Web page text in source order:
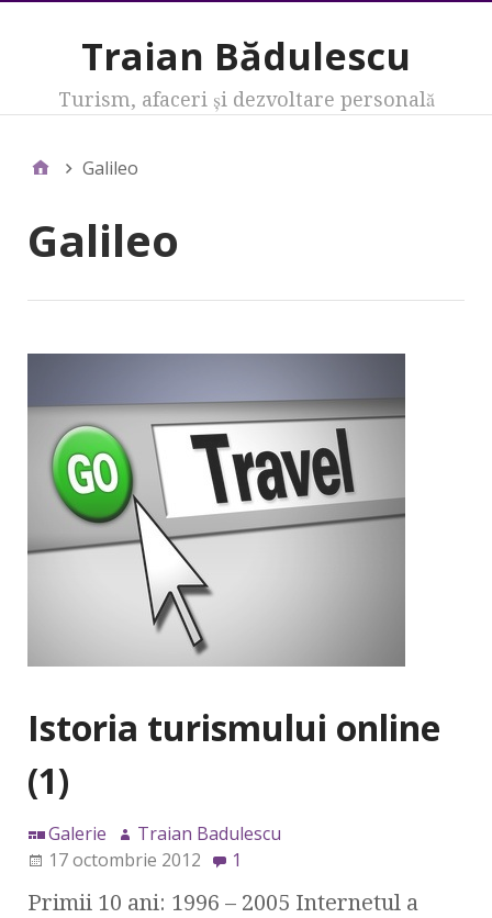
Traian Bădulescu
Turism, afaceri şi dezvoltare personală
Galileo
Galileo
Istoria turismului online
(1)
Galerie
Traian Badulescu
17 octombrie 2012
1
Primii 10 ani: 1996 – 2005 Internetul a